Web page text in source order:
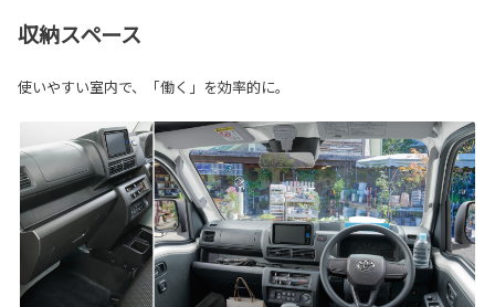
収納スペース
使いやすい室内で、「働く」を効率的に。